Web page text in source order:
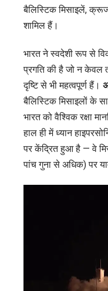
बैलिस्टिक मिसाइलें,
शामिल हैं।
भारत ने स्वदेशी रूप से
प्रगति की है जो न केवल
दृष्टि से भी महत्वपूर्ण हैं।
बैलिस्टिक मिसाइलों के
भारत को वैश्विक रक्षा
हाल ही में ध्यान
पर केंद्रित हुआ है — वे
पांच गुना से अधिक) पर